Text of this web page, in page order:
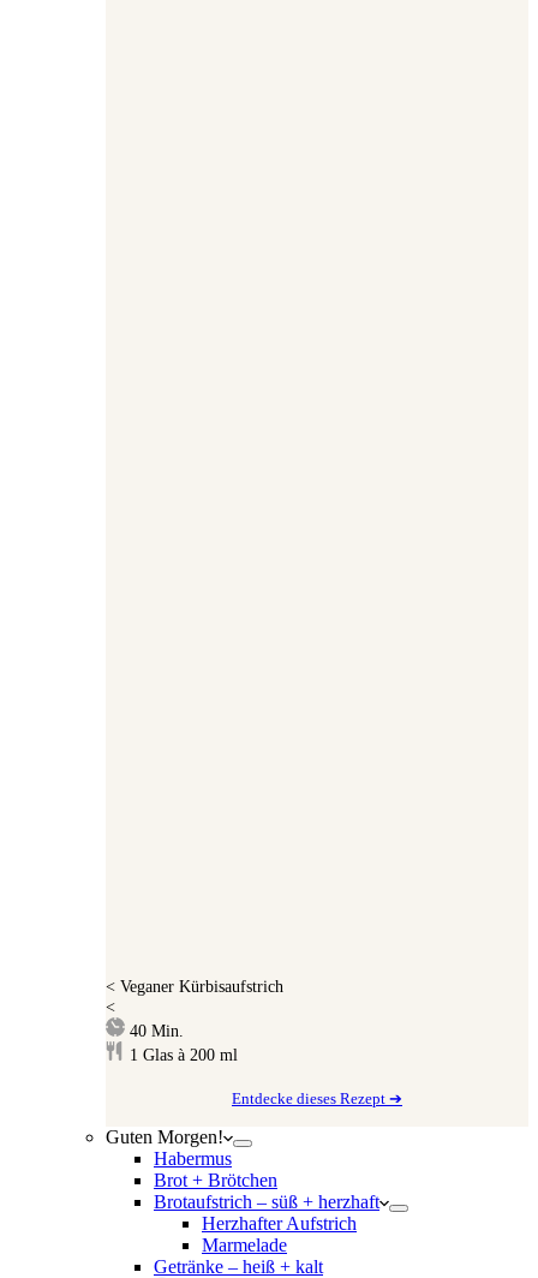
< Veganer Kürbisaufstrich
<
40Minuten
Min.
1 Glas à 200 ml
Entdecke dieses Rezept ➔
Guten Morgen!
Habermus
Brot + Brötchen
Brotaufstrich – süß + herzhaft
Herzhafter Aufstrich
Marmelade
Getränke – heiß + kalt